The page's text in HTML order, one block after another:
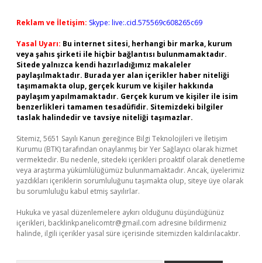
Reklam ve İletişim: Skype: live:.cid.575569c608265c69
Yasal Uyarı: Bu internet sitesi, herhangi bir marka, kurum
veya şahıs şirketi ile hiçbir bağlantısı bulunmamaktadır.
Sitede yalnızca kendi hazırladığımız makaleler
paylaşılmaktadır. Burada yer alan içerikler haber niteliği
taşımamakta olup, gerçek kurum ve kişiler hakkında
paylaşım yapılmamaktadır. Gerçek kurum ve kişiler ile isim
benzerlikleri tamamen tesadüfidir. Sitemizdeki bilgiler
taslak halindedir ve tavsiye niteliği taşımazlar.
Sitemiz, 5651 Sayılı Kanun gereğince Bilgi Teknolojileri ve İletişim
Kurumu (BTK) tarafından onaylanmış bir Yer Sağlayıcı olarak hizmet
vermektedir. Bu nedenle, sitedeki içerikleri proaktif olarak denetleme
veya araştırma yükümlülüğümüz bulunmamaktadır. Ancak, üyelerimiz
yazdıkları içeriklerin sorumluluğunu taşımakta olup, siteye üye olarak
bu sorumluluğu kabul etmiş sayılırlar.
Hukuka ve yasal düzenlemelere aykırı olduğunu düşündüğünüz
içerikleri, backlinkpanelicomtr@gmail.com adresine bildirmeniz
halinde, ilgili içerikler yasal süre içerisinde sitemizden kaldırılacaktır.